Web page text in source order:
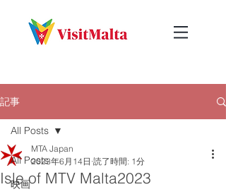
記事
All Posts
映画
All Posts
Isle of MTV Malta2023
MTA Japan
2023年6月14日 読了時間: 1分